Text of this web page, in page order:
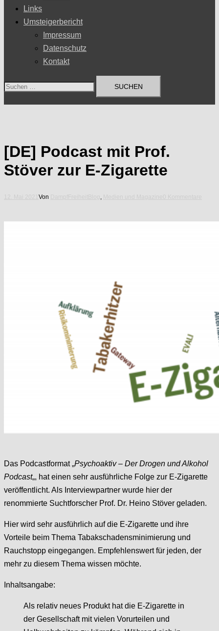
Links
Umsteigerbericht
Impressum
Datenschutz
Kontakt
Suchen
[DE] Podcast mit Prof.
Stöver zur E-Zigarette
Von ,
Das Podcastformat „Psychoaktiv – Der Drogen und Alkohol
Podcast„, hat einen sehr ausführliche Folge zur E-Zigarette
veröffentlicht. Als Interviewpartner wurde hier der
renommierte Suchtforscher Prof. Dr. Heino Stöver geladen.
Hier wird sehr ausführlich auf die E-Zigarette und ihre
Vorteile beim Thema Tabakschadensminimierung und
Rauchstopp eingegangen. Empfehlenswert für jeden, der
mehr zu diesem Thema wissen möchte.
Inhaltsangabe:
Als relativ neues Produkt hat die E-Zigarette in
der Gesellschaft mit vielen Vorurteilen und